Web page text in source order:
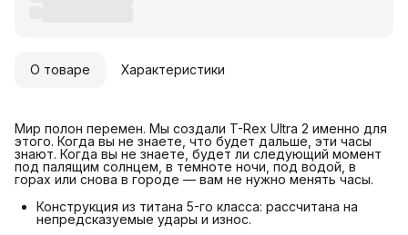
О товаре Характеристики
Мир полон перемен. Мы создали T-Rex Ultra 2 именно для
этого. Когда вы не знаете, что будет дальше, эти часы
знают. Когда вы не знаете, будет ли следующий момент
под палящим солнцем, в темноте ночи, под водой, в
горах или снова в городе — вам не нужно менять часы.
Конструкция из титана 5-го класса: рассчитана на
непредсказуемые удары и износ.